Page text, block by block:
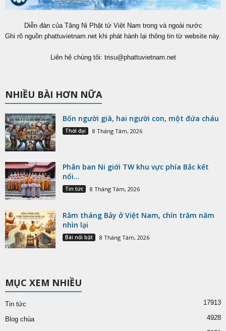
Diễn đàn của Tăng Ni Phật tử Việt Nam trong và ngoài nước
Ghi rõ nguồn phattuvietnam.net khi phát hành lại thông tin từ website này.
Liên hệ chúng tôi: trisu@phattuvietnam.net
NHIỀU BÀI HƠN NỮA
Bốn người già, hai người con, một đứa cháu
Thời đại 8 Tháng Tám, 2026
Phân ban Ni giới TW khu vực phía Bắc kết
nối...
Tin tức 8 Tháng Tám, 2026
Rằm tháng Bảy ở Việt Nam, chín trăm năm
nhìn lại
Bài nổi bật 8 Tháng Tám, 2026
MỤC XEM NHIỀU
Tin tức 17913
Blog chùa 4928